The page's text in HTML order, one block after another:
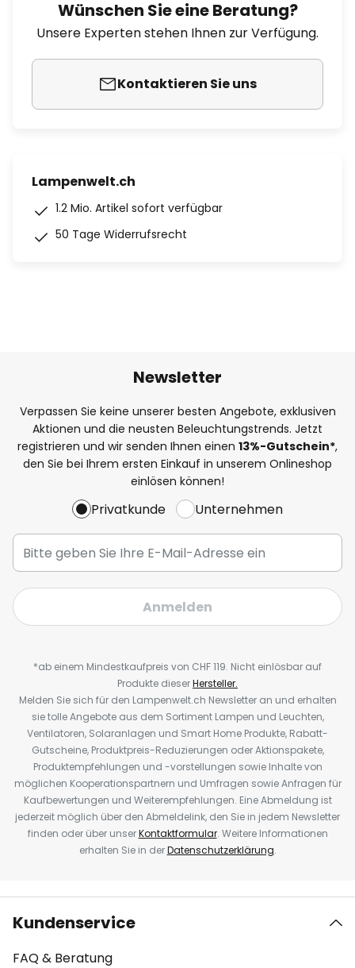
Wünschen Sie eine Beratung?
Unsere Experten stehen Ihnen zur Verfügung.
Kontaktieren Sie uns
Lampenwelt.ch
1.2 Mio. Artikel sofort verfügbar
50 Tage Widerrufsrecht
Newsletter
Verpassen Sie keine unserer besten Angebote, exklusiven
Aktionen und die neusten Beleuchtungstrends. Jetzt
registrieren und wir senden Ihnen einen 13%-Gutschein*,
den Sie bei Ihrem ersten Einkauf in unserem Onlineshop
einlösen können!
Privatkunde Unternehmen
Anmelden
*ab einem Mindestkaufpreis von CHF 119. Nicht einlösbar auf
Produkte dieserHersteller.
Melden Sie sich für den Lampenwelt.ch Newsletter an und erhalten
sie tolle Angebote aus dem Sortiment Lampen und Leuchten,
Ventilatoren, Solaranlagen und Smart Home Produkte, Rabatt-
Gutscheine, Produktpreis-Reduzierungen oder Aktionspakete,
Produktempfehlungen und -vorstellungen sowie Inhalte von
möglichen Kooperationspartnern und Umfragen sowie Anfragen für
Kaufbewertungen und Weiterempfehlungen. Eine Abmeldung ist
jederzeit möglich über den Abmeldelink, den Sie in jedem Newsletter
finden oder über unserKontaktformular. Weitere Informationen
erhalten Sie in derDatenschutzerklärung.
Kundenservice
FAQ & Beratung